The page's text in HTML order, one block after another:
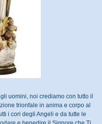
uomini, noi crediamo con tutto il
trionfale in anima e corpo al
i cori degli Angeli e da tutte le